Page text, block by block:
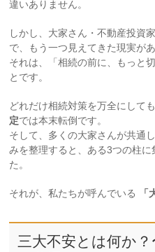
違いありません。
しかし、大家さん・不動産投資
で、もう一つ見えてきた現実があ
それは、「相続の前に、もっと
とです。
どれだけ相続対策を万全にして
定では本末転倒です。
そして、多くの大家さんが共通
みを整理すると、ある3つの柱
た。
それが、私たちが呼んでいる
三大不安とは何か